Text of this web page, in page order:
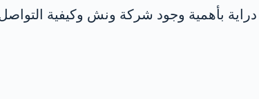
بأهمية وجود شركة ونش وكيفية